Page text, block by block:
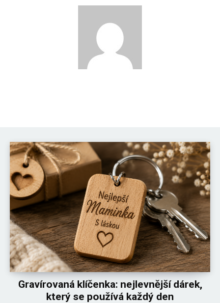
Gravírovaná klíčenka: nejlevnější dárek,
který se používá každý den